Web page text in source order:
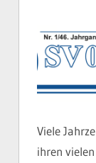
Viele
ihren